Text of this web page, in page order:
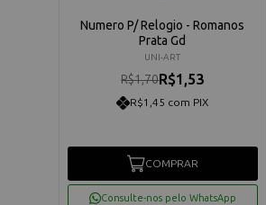
Numero P/ Relogio - Romanos
Prata Gd
UNI-ART
R$1,70R$1,53
R$1,45 com PIX
COMPRAR
Consulte-nos pelo WhatsApp